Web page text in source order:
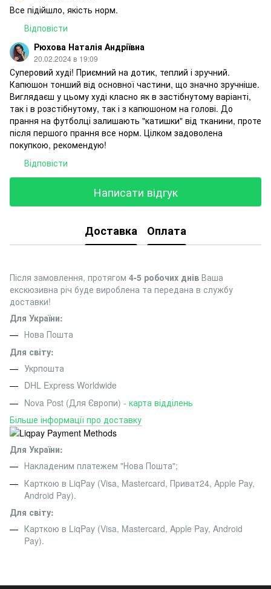
Все підійшло, якість норм.
Відповісти
Рюхова Наталія Андріївна
20.02.2024 в 19:09
Суперовий худі! Приємний на дотик, теплий і зручний.
Капюшон тонший від основної частини, що значно зручніше.
Виглядаєш у цьому худі класно як в застібнутому варіанті,
так і в розстібнутому, так і з капюшоном на голові. До
прання на футболці залишають "катишки" від тканини, проте
після першого прання все норм. Цілком задоволена
покупкою, рекомендую!
Відповісти
Написати відгук
Доставка Оплата
Після замовлення, протягом 4-5 робочих днів Ваша
екскюзивна річ буде вироблена та передана в службу
доставки!
Для України:
Нова Пошта
Для світу:
Укрпошта
DHL Express Worldwide
Nova Post (Для Європи) - карта відділень
Більше інформації про доставку
Для України:
Накладеним платежем "Нова Пошта";
Карткою в LiqPay (Visa, Mastercard, Приват24, Apple Pay,
Android Pay).
Для світу:
Карткою в LiqPay (Visa, Mastercard, Apple Pay, Android
Pay).